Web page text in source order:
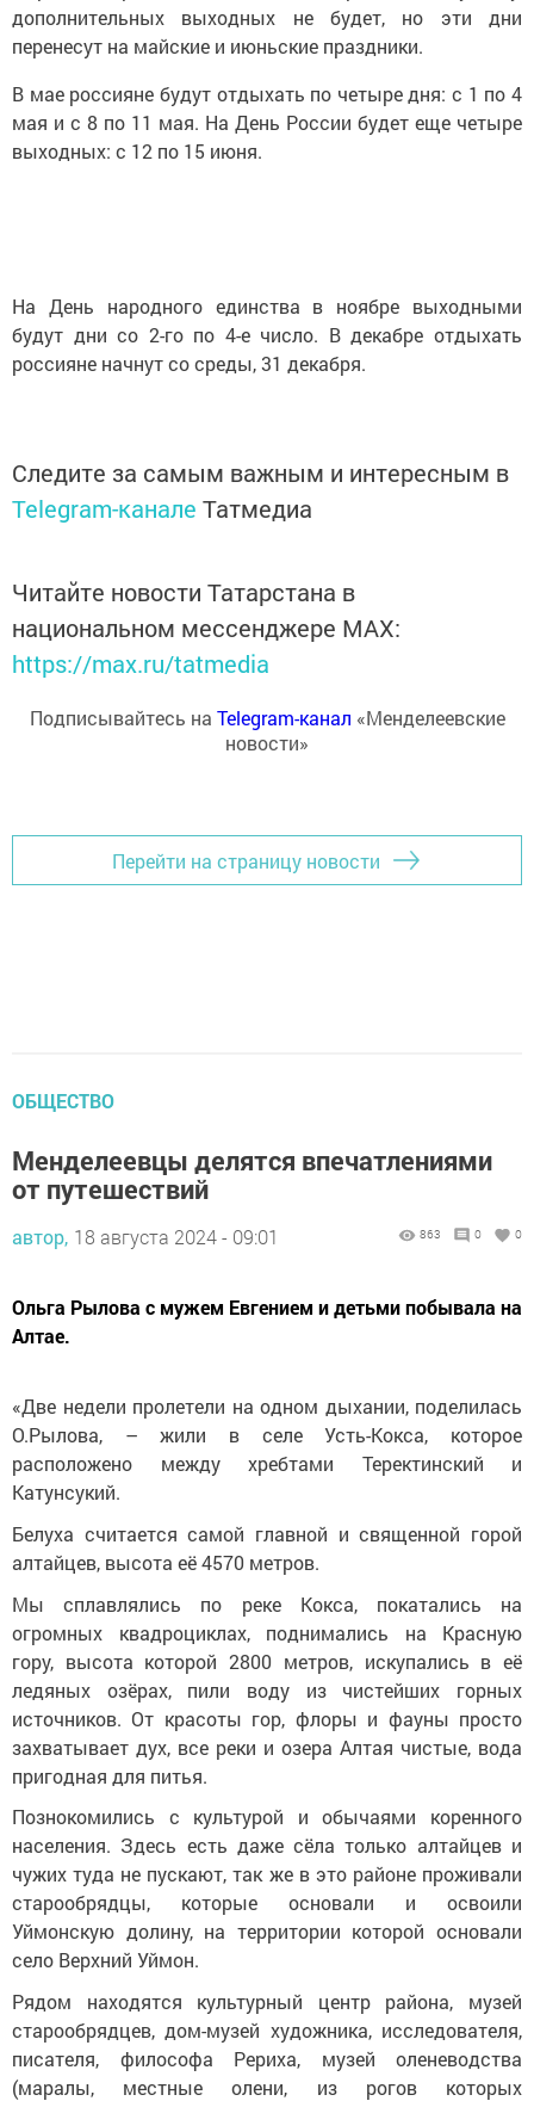
дополнительных выходных не будет, но эти дни
перенесут на майские и июньские праздники.
В мае россияне будут отдыхать по четыре дня: с 1 по 4
мая и с 8 по 11 мая. На День России будет еще четыре
выходных: с 12 по 15 июня.
На День народного единства в ноябре выходными
будут дни со 2-го по 4-е число. В декабре отдыхать
россияне начнут со среды, 31 декабря.
Следите за самым важным и интересным в
Telegram-канале Татмедиа
Читайте новости Татарстана в
национальном мессенджере MАХ:
https://max.ru/tatmedia
Подписывайтесь на Telegram-канал «Менделеевские
новости»
Перейти на страницу новости
ОБЩЕСТВО
Менделеевцы делятся впечатлениями
от путешествий
автор, 18 августа 2024 - 09:01 863 0 0
Ольга Рылова с мужем Евгением и детьми побывала на
Алтае.
«Две недели пролетели на одном дыхании, поделилась
О.Рылова, – жили в селе Усть-Кокса, которое
расположено между хребтами Теректинский и
Катунсукий.
Белуха считается самой главной и священной горой
алтайцев, высота её 4570 метров.
Мы сплавлялись по реке Кокса, покатались на
огромных квадроциклах, поднимались на Красную
гору, высота которой 2800 метров, искупались в её
ледяных озёрах, пили воду из чистейших горных
источников. От красоты гор, флоры и фауны просто
захватывает дух, все реки и озера Алтая чистые, вода
пригодная для питья.
Познокомились с культурой и обычаями коренного
населения. Здесь есть даже сёла только алтайцев и
чужих туда не пускают, так же в это районе проживали
старообрядцы, которые основали и освоили
Уймонскую долину, на территории которой основали
село Верхний Уймон.
Рядом находятся культурный центр района, музей
старообрядцев, дом-музей художника, исследователя,
писателя, философа Рериха, музей оленеводства
(маралы, местные олени, из рогов которых